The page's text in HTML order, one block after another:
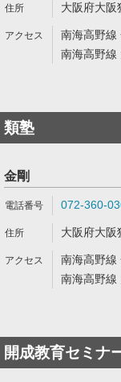
大阪府大
南海高野線
南海高野線
類塾
金剛
072-360-
大阪府大阪
南海高野線
南海高野線
開成教育セミナ